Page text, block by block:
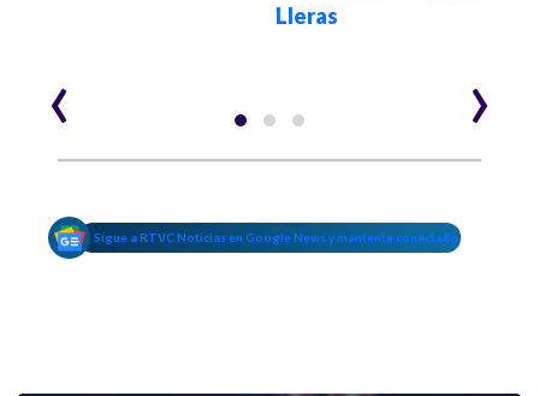
Lleras
‹ ›
Sigue a RTVC Noticias en Google News y mantente conectado